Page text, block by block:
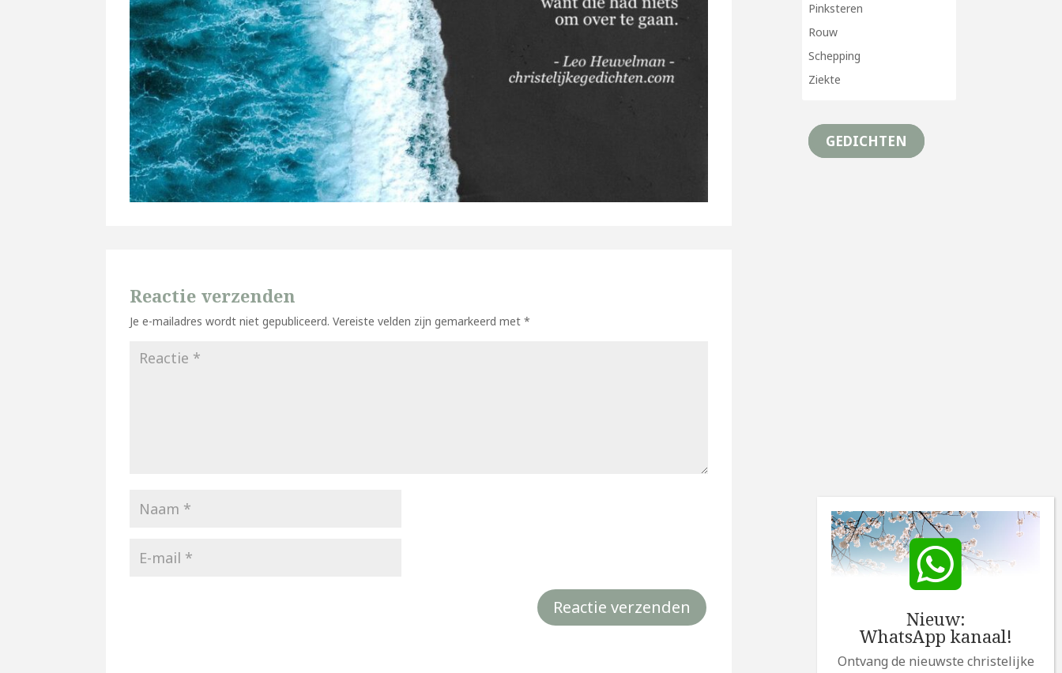
Reactie verzenden
Je e-mailadres wordt niet gepubliceerd. Vereiste velden zijn gemarkeerd met*
Pinksteren
Rouw
Schepping
Ziekte
GEDICHTEN
Nieuw:
WhatsApp kanaal!
Ontvang de nieuwste christelijke